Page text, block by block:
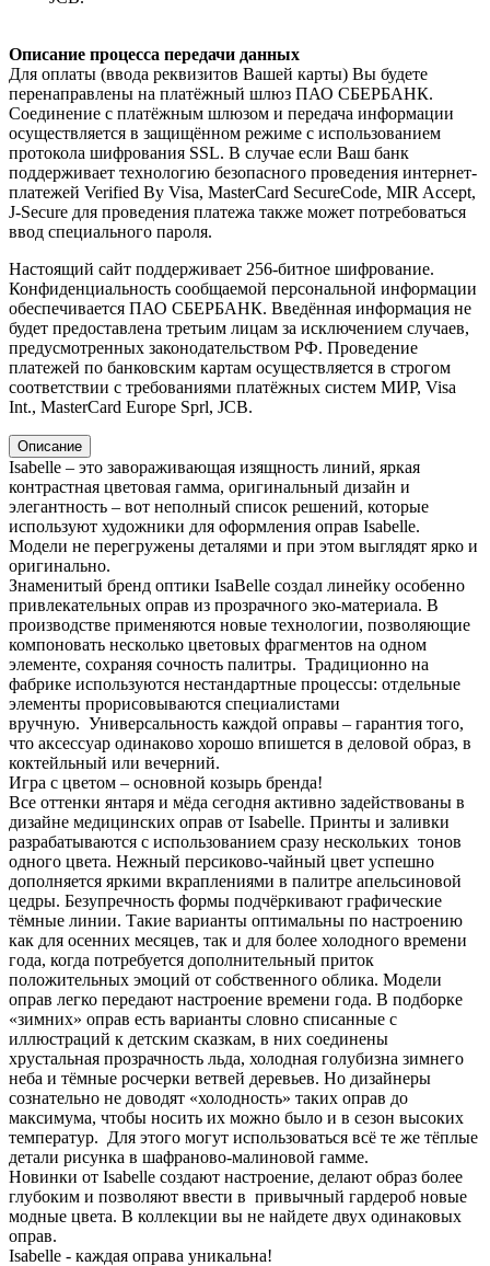
Описание процесса передачи данных
Для оплаты (ввода реквизитов Вашей карты) Вы будете
перенаправлены на платёжный шлюз ПАО СБЕРБАНК.
Соединение с платёжным шлюзом и передача информации
осуществляется в защищённом режиме с использованием
протокола шифрования SSL. В случае если Ваш банк
поддерживает технологию безопасного проведения интернет-
платежей Verified By Visa, MasterCard SecureCode, MIR Accept,
J-Secure для проведения платежа также может потребоваться
ввод специального пароля.
Настоящий сайт поддерживает 256-битное шифрование.
Конфиденциальность сообщаемой персональной информации
обеспечивается ПАО СБЕРБАНК. Введённая информация не
будет предоставлена третьим лицам за исключением случаев,
предусмотренных законодательством РФ. Проведение
платежей по банковским картам осуществляется в строгом
соответствии с требованиями платёжных систем МИР, Visa
Int., MasterCard Europe Sprl, JCB.
Описание
Isabelle – это завораживающая изящность линий, яркая
контрастная цветовая гамма, оригинальный дизайн и
элегантность – вот неполный список решений, которые
используют художники для оформления оправ Isabelle.
Модели не перегружены деталями и при этом выглядят ярко и
оригинально.
Знаменитый бренд оптики IsaBelle создал линейку особенно
привлекательных оправ из прозрачного эко-материала. В
производстве применяются новые технологии, позволяющие
компоновать несколько цветовых фрагментов на одном
элементе, сохраняя сочность палитры. Традиционно на
фабрике используются нестандартные процессы: отдельные
элементы прорисовываются специалистами
вручную. Универсальность каждой оправы – гарантия того,
что аксессуар одинаково хорошо впишется в деловой образ, в
коктейльный или вечерний.
Игра с цветом – основной козырь бренда!
Все оттенки янтаря и мёда сегодня активно задействованы в
дизайне медицинских оправ от Isabelle. Принты и заливки
разрабатываются с использованием сразу нескольких тонов
одного цвета. Нежный персиково-чайный цвет успешно
дополняется яркими вкраплениями в палитре апельсиновой
цедры. Безупречность формы подчёркивают графические
тёмные линии. Такие варианты оптимальны по настроению
как для осенних месяцев, так и для более холодного времени
года, когда потребуется дополнительный приток
положительных эмоций от собственного облика. Модели
оправ легко передают настроение времени года. В подборке
«зимних» оправ есть варианты словно списанные с
иллюстраций к детским сказкам, в них соединены
хрустальная прозрачность льда, холодная голубизна зимнего
неба и тёмные росчерки ветвей деревьев. Но дизайнеры
сознательно не доводят «холодность» таких оправ до
максимума, чтобы носить их можно было и в сезон высоких
температур. Для этого могут использоваться всё те же тёплые
детали рисунка в шафраново-малиновой гамме.
Новинки от Isabelle создают настроение, делают образ более
глубоким и позволяют ввести в привычный гардероб новые
модные цвета. В коллекции вы не найдете двух одинаковых
оправ.
Isabelle - каждая оправа уникальна!